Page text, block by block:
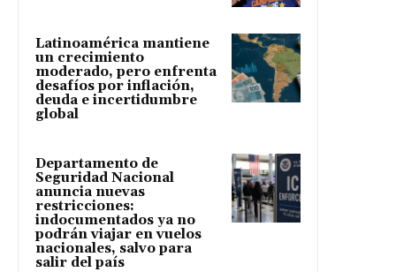
Latinoamérica mantiene
un crecimiento
moderado, pero enfrenta
desafíos por inflación,
deuda e incertidumbre
global
Departamento de
Seguridad Nacional
anuncia nuevas
restricciones:
indocumentados ya no
podrán viajar en vuelos
nacionales, salvo para
salir del país